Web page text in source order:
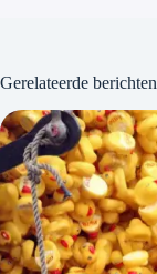
Gerelateerde berichten